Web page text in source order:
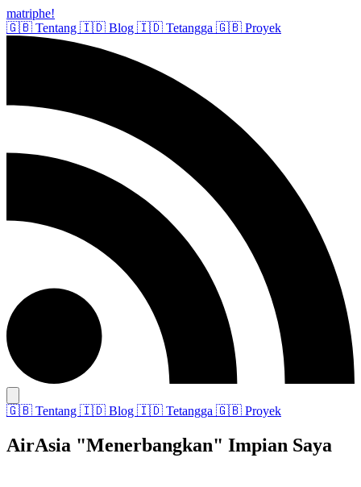
matriphe!
🇬🇧 Tentang 🇮🇩 Blog 🇮🇩 Tetangga 🇬🇧 Proyek
🇬🇧 Tentang 🇮🇩 Blog 🇮🇩 Tetangga 🇬🇧 Proyek
AirAsia "Menerbangkan" Impian Saya